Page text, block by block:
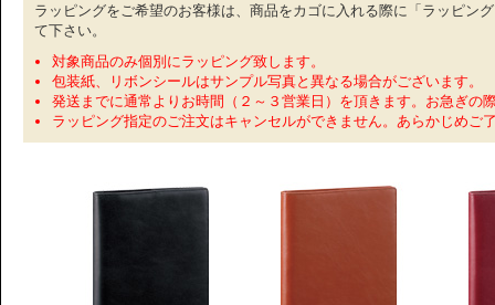
ラッピングをご希望のお客様は、商品をカゴに入れる際に「ラッピン
て下さい。
対象商品のみ個別にラッピング致します。
包装紙、リボンシールはサンプル写真と異なる場合がございます。
発送までに通常よりお時間（２～３営業日）を頂きます。お急ぎの
ラッピング指定のご注文はキャンセルができません。あらかじめご